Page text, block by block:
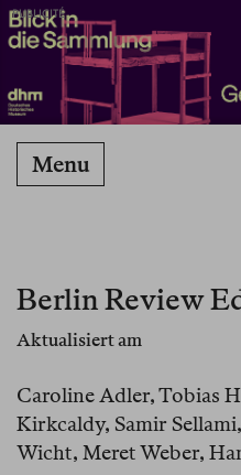
PUBLICITÉ
Menu
Berlin Review
Aktualisiert am
Caroline Adler, Tobias
Kirkcaldy, Samir
Wicht, Meret Weber,